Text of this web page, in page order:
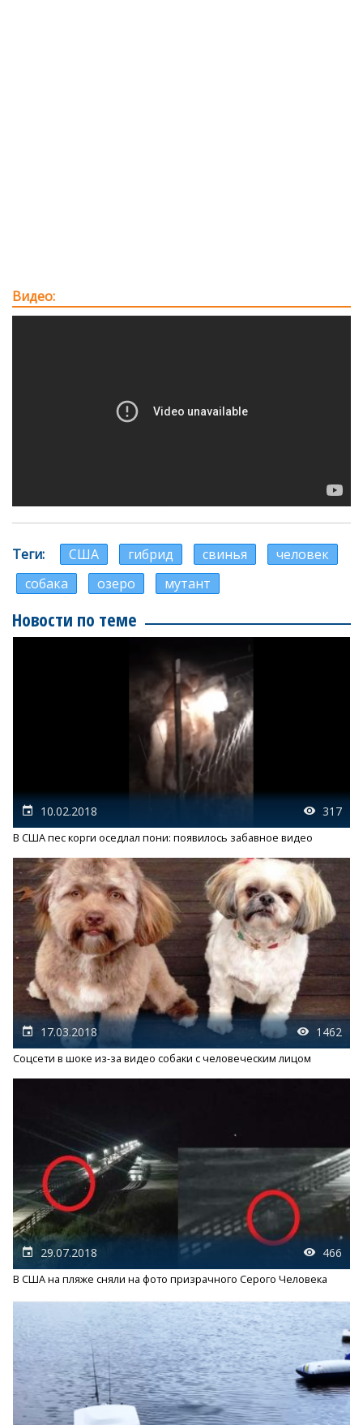
Видео
Теги США гибрид свинья
человек
собака
озеро мутант
Новости по теме
10.02.2018 317
В США пес корги оседлал пони: появилось забавное видео
17.03.2018 1462
Соцсети в шоке из-за видео собаки с человеческим лицом
29.07.2018 466
В США на пляже сняли на фото призрачного Серого Человека